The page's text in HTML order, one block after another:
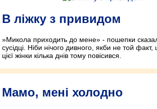
В ліжку з привидом
»Микола приходить до мене» - пошепки
сусідці. Ніби нічого дивного, якби не той факт,
цієї жінки кілька днів тому повісився.
Мамо, мені холодно